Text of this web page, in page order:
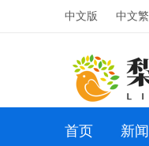
中文版 中文
首页 新闻